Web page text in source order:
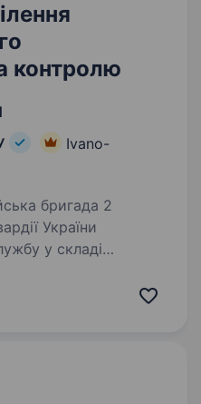
контролю
Ivano-
України
у складі
підготовкою,